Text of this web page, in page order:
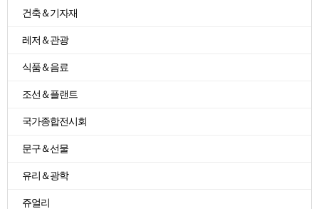
건축＆기자재
레저＆관광
식품＆음료
조선＆플랜트
국가종합전시회
문구＆선물
유리＆광학
쥬얼리